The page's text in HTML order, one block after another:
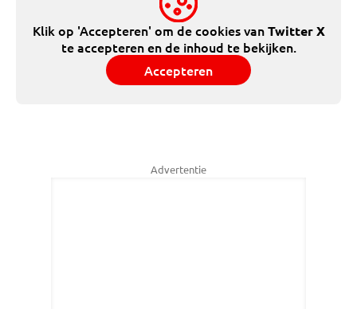
Klik op 'Accepteren' om de cookies vanTwitter X
te accepteren en de inhoud te bekijken.
Accepteren
Advertentie